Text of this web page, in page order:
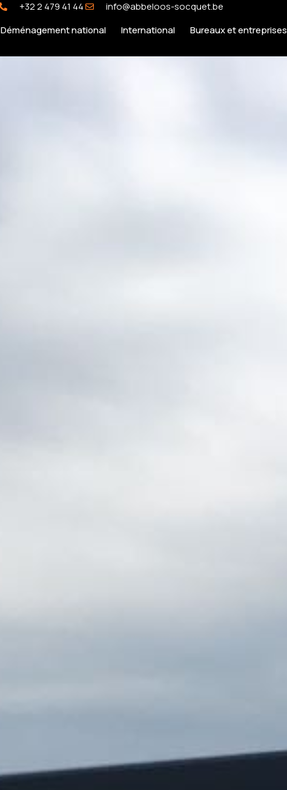
+32 2 479 41 44
info@abbeloos-socquet.be
Déménagement national International Bureaux et entreprises